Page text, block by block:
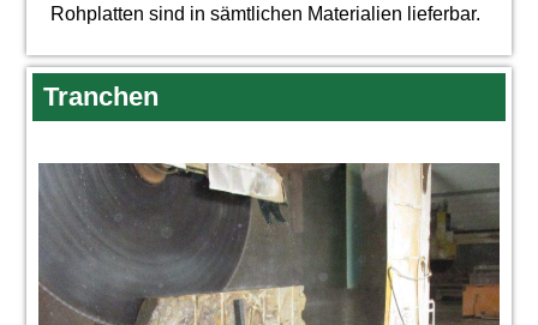
Rohplatten sind in sämtlichen Materialien lieferbar.
Tranchen